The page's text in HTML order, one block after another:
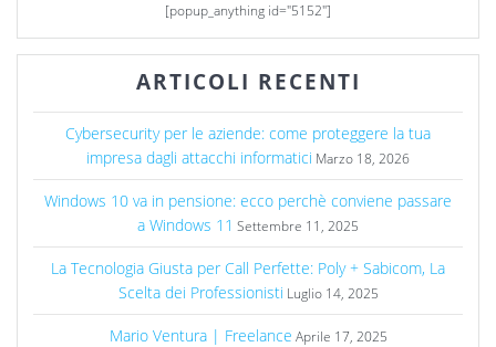
[popup_anything id="5152"]
ARTICOLI RECENTI
Cybersecurity per le aziende: come proteggere la tua
impresa dagli attacchi informatici Marzo 18, 2026
Windows 10 va in pensione: ecco perchè conviene passare
a Windows 11 Settembre 11, 2025
La Tecnologia Giusta per Call Perfette: Poly + Sabicom, La
Scelta dei Professionisti Luglio 14, 2025
Mario Ventura | Freelance Aprile 17, 2025